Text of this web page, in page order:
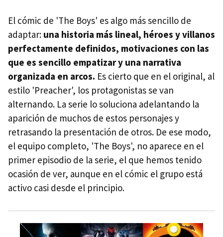
El cómic de 'The Boys' es algo más sencillo de
adaptar: una historia más lineal, héroes y villanos
perfectamente definidos, motivaciones con las
que es sencillo empatizar y una narrativa
organizada en arcos. Es cierto que en el original, al
estilo 'Preacher', los protagonistas se van
alternando. La serie lo soluciona adelantando la
aparición de muchos de estos personajes y
retrasando la presentación de otros. De ese modo,
el equipo completo, 'The Boys', no aparece en el
primer episodio de la serie, el que hemos tenido
ocasión de ver, aunque en el cómic el grupo está
activo casi desde el principio.